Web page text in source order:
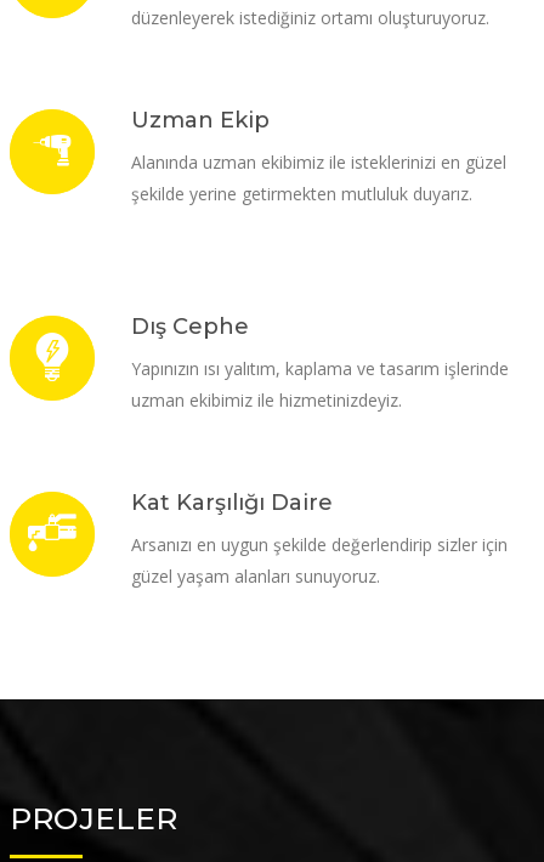
düzenleyerek istediğiniz ortamı oluşturuyoruz.
Uzman Ekip
Alanında uzman ekibimiz ile isteklerinizi en güzel
şekilde yerine getirmekten mutluluk duyarız.
Dış Cephe
Yapınızın ısı yalıtım, kaplama ve tasarım işlerinde
uzman ekibimiz ile hizmetinizdeyiz.
Kat Karşılığı Daire
Arsanızı en uygun şekilde değerlendirip sizler için
güzel yaşam alanları sunuyoruz.
PROJELER